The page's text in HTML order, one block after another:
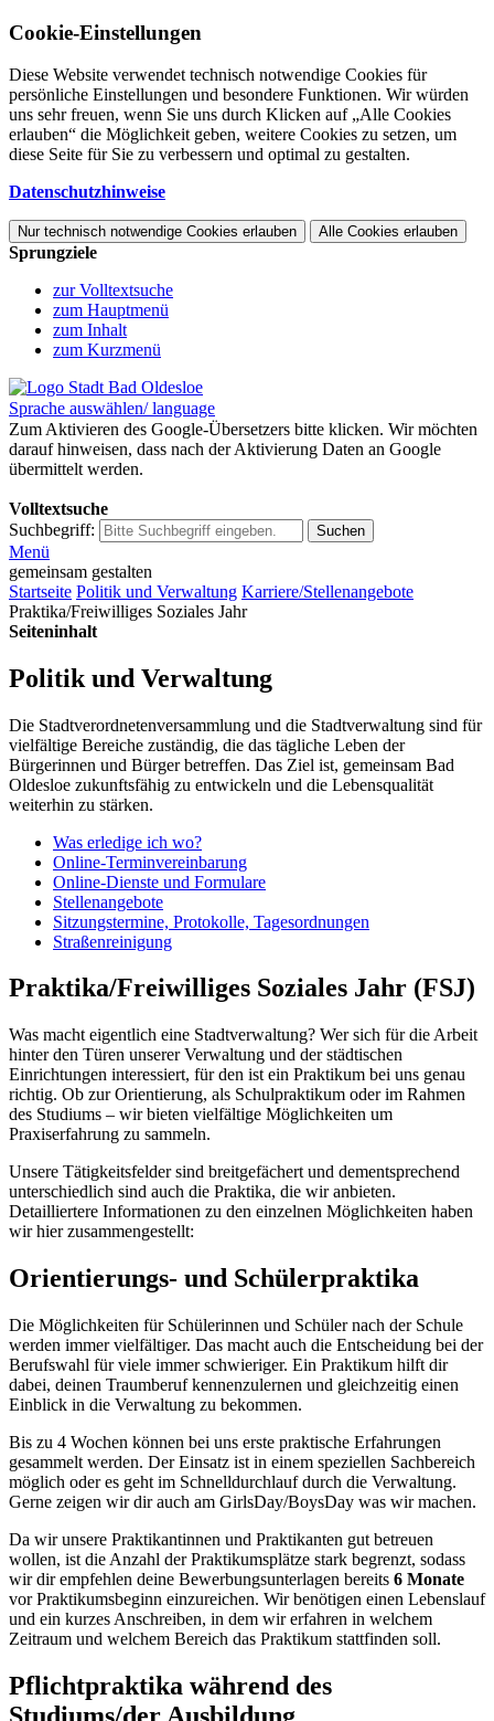
Cookie-Einstellungen
Diese Website verwendet technisch notwendige Cookies für
persönliche Einstellungen und besondere Funktionen. Wir würden
uns sehr freuen, wenn Sie uns durch Klicken auf „Alle Cookies
erlauben“ die Möglichkeit geben, weitere Cookies zu setzen, um
diese Seite für Sie zu verbessern und optimal zu gestalten.
Datenschutzhinweise
Nur technisch notwendige Cookies erlauben Alle Cookies erlauben
Sprungziele
zur Volltextsuche
zum Hauptmenü
zum Inhalt
zum Kurzmenü
Sprache auswählen/ language
Zum Aktivieren des Google-Übersetzers bitte klicken. Wir möchten
darauf hinweisen, dass nach der Aktivierung Daten an Google
übermittelt werden.
Volltextsuche
Suchbegriff:
Suchen
Menü
gemeinsam gestalten
Startseite Politik und Verwaltung Karriere/Stellenangebote
Praktika/Freiwilliges Soziales Jahr
Seiteninhalt
Politik und Verwaltung
Die Stadtverordnetenversammlung und die Stadtverwaltung sind für
vielfältige Bereiche zuständig, die das tägliche Leben der
Bürgerinnen und Bürger betreffen. Das Ziel ist, gemeinsam Bad
Oldesloe zukunftsfähig zu entwickeln und die Lebensqualität
weiterhin zu stärken.
Was erledige ich wo?
Online-Terminvereinbarung
Online-Dienste und Formulare
Stellenangebote
Sitzungstermine, Protokolle, Tagesordnungen
Straßenreinigung
Praktika/Freiwilliges Soziales Jahr (FSJ)
Was macht eigentlich eine Stadtverwaltung? Wer sich für die Arbeit
hinter den Türen unserer Verwaltung und der städtischen
Einrichtungen interessiert, für den ist ein Praktikum bei uns genau
richtig. Ob zur Orientierung, als Schulpraktikum oder im Rahmen
des Studiums – wir bieten vielfältige Möglichkeiten um
Praxiserfahrung zu sammeln.
Unsere Tätigkeitsfelder sind breitgefächert und dementsprechend
unterschiedlich sind auch die Praktika, die wir anbieten.
Detailliertere Informationen zu den einzelnen Möglichkeiten haben
wir hier zusammengestellt:
Orientierungs- und Schülerpraktika
Die Möglichkeiten für Schülerinnen und Schüler nach der Schule
werden immer vielfältiger. Das macht auch die Entscheidung bei der
Berufswahl für viele immer schwieriger. Ein Praktikum hilft dir
dabei, deinen Traumberuf kennenzulernen und gleichzeitig einen
Einblick in die Verwaltung zu bekommen.
Bis zu 4 Wochen können bei uns erste praktische Erfahrungen
gesammelt werden. Der Einsatz ist in einem speziellen Sachbereich
möglich oder es geht im Schnelldurchlauf durch die Verwaltung.
Gerne zeigen wir dir auch am GirlsDay/BoysDay was wir machen.
Da wir unsere Praktikantinnen und Praktikanten gut betreuen
wollen, ist die Anzahl der Praktikumsplätze stark begrenzt, sodass
wir dir empfehlen deine Bewerbungsunterlagen bereits 6 Monate
vor Praktikumsbeginn einzureichen. Wir benötigen einen Lebenslauf
und ein kurzes Anschreiben, in dem wir erfahren in welchem
Zeitraum und welchem Bereich das Praktikum stattfinden soll.
Pflichtpraktika während des